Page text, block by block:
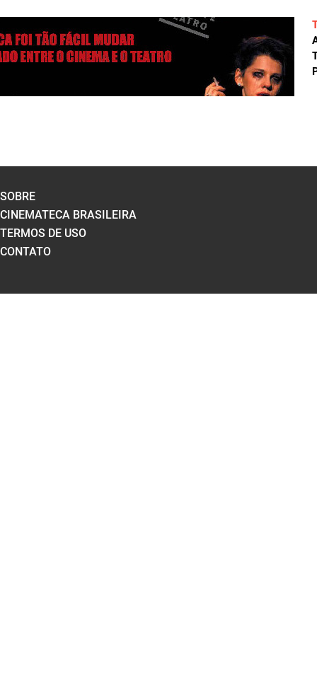
SOBRE
CINEMATECA BRASILEIRA
TERMOS DE USO
CONTATO